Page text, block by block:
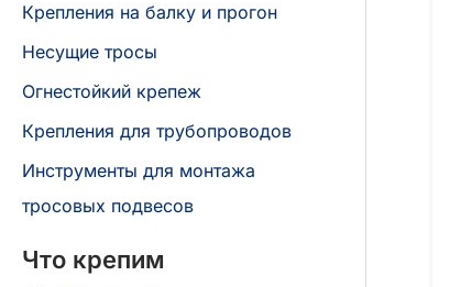
Крепления на балку и прогон
Несущие тросы
Огнестойкий крепеж
Крепления для трубопроводов
Инструменты для монтажа
тросовых подвесов
Что крепим